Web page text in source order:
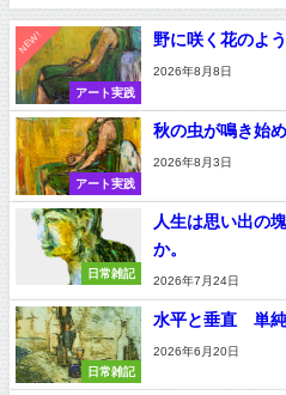
NEW!
アート実践
野に咲く花のよ
2026年8月8日
アート実践
秋の虫が鳴き始め
2026年8月3日
日常雑記
人生は思い出の
か。
2026年7月24日
日常雑記
水平と垂直 単純
2026年6月20日